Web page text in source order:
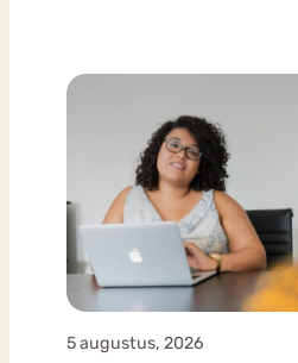
5 augustus, 2026